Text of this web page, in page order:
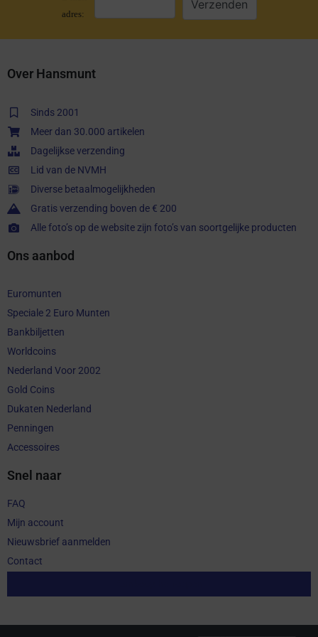
adres:
Over Hansmunt
Sinds 2001
Meer dan 30.000 artikelen
Dagelijkse verzending
Lid van de NVMH
Diverse betaalmogelijkheden
Gratis verzending boven de € 200
Alle foto’s op de website zijn foto’s van soortgelijke producten
Ons aanbod
Euromunten
Speciale 2 Euro Munten
Bankbiljetten
Worldcoins
Nederland Voor 2002
Gold Coins
Dukaten Nederland
Penningen
Accessoires
Snel naar
FAQ
Mijn account
Nieuwsbrief aanmelden
Contact